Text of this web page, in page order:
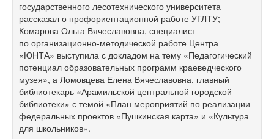
государственного лесотехнического университета
рассказал о профориентационной работе УГЛТУ;
Комарова Ольга Вячеславовна, специалист
по организационно-методической работе Центра
«ЮНТА» выступила с докладом на тему «Педагогический
потенциал образовательных программ краеведческого
музея», а Ломовцева Елена Вячеславовна, главный
библиотекарь «Арамильской центральной городской
библиотеки» с темой «План мероприятий по реализации
федеральных проектов «Пушкинская карта» и «Культура
для школьников».